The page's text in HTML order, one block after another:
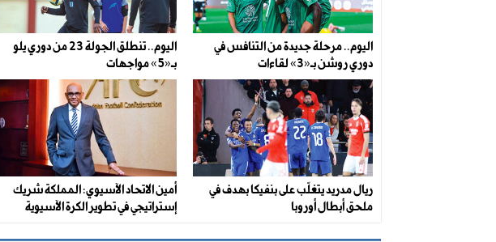
اليوم.. مرحلة جديدة من التنافس في
دوري روشن بـ«3» لقاءات
اليوم.. تنطلق الجولة 23 من دوري يلو
بـ«5» مواجهات
ريال مدريد يتغلّب على بنفيكا بهدف في
ملحق أبطال أوروبا
أمين الاتحاد الآسيوي: المملكة شريك
إستراتيجي في تطوير الكرة الآسيوية